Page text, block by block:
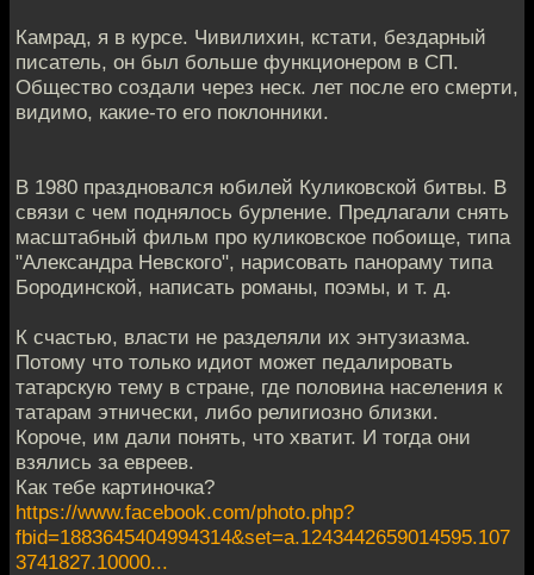
Камрад, я в курсе. Чивилихин, кстати, бездарный
писатель, он был больше функционером в СП.
Общество создали через неск. лет после его смерти,
видимо, какие-то его поклонники.
В 1980 праздновался юбилей Куликовской битвы. В
связи с чем поднялось бурление. Предлагали снять
масштабный фильм про куликовское побоище, типа
"Александра Невского", нарисовать панораму типа
Бородинской, написать романы, поэмы, и т. д.
К счастью, власти не разделяли их энтузиазма.
Потому что только идиот может педалировать
татарскую тему в стране, где половина населения к
татарам этнически, либо религиозно близки.
Короче, им дали понять, что хватит. И тогда они
взялись за евреев.
Как тебе картиночка?
https://www.facebook.com/photo.php?
fbid=1883645404994314&set=a.1243442659014595.107
3741827.10000...